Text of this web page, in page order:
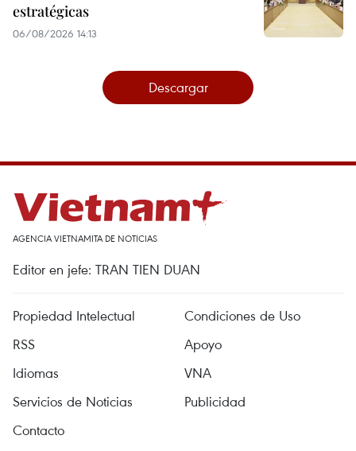
estratégicas
06/08/2026 14:13
Descargar
AGENCIA VIETNAMITA DE NOTICIAS
Editor en jefe: TRAN TIEN DUAN
Propiedad Intelectual
Condiciones de Uso
RSS
Apoyo
Idiomas
VNA
Servicios de Noticias
Publicidad
Contacto